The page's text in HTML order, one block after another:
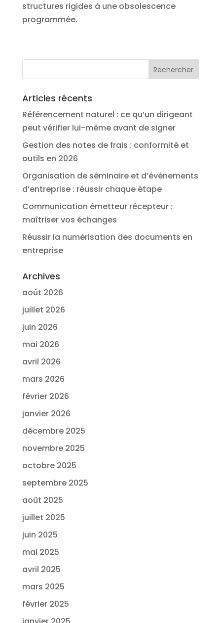
structures rigides à une obsolescence
programmée.
Articles récents
Référencement naturel : ce qu’un dirigeant
peut vérifier lui-même avant de signer
Gestion des notes de frais : conformité et
outils en 2026
Organisation de séminaire et d’événements
d’entreprise : réussir chaque étape
Communication émetteur récepteur :
maîtriser vos échanges
Réussir la numérisation des documents en
entreprise
Archives
août 2026
juillet 2026
juin 2026
mai 2026
avril 2026
mars 2026
février 2026
janvier 2026
décembre 2025
novembre 2025
octobre 2025
septembre 2025
août 2025
juillet 2025
juin 2025
mai 2025
avril 2025
mars 2025
février 2025